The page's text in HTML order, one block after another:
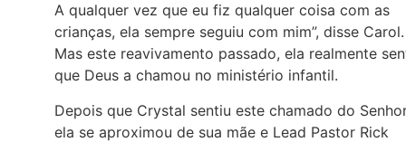
A qualquer vez que eu fiz qualquer coisa com as
crianças, ela sempre seguiu com mim”, disse Carol.
Mas este reavivamento passado, ela realmente
que Deus a chamou no ministério infantil.
Depois que Crystal sentiu este chamado do
ela se aproximou de sua mãe e Lead Pastor Rick